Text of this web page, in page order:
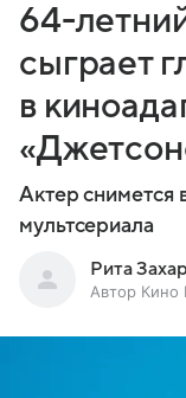
64-
сыграет
в
Актер снимется
мультсериала
Рита
Автор Кино